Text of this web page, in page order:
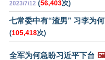
2023/7/12 (56,403次)
七常委中有“渣男” 习李为
(105,418次)
全军为何急盼习近平下台 🖼️